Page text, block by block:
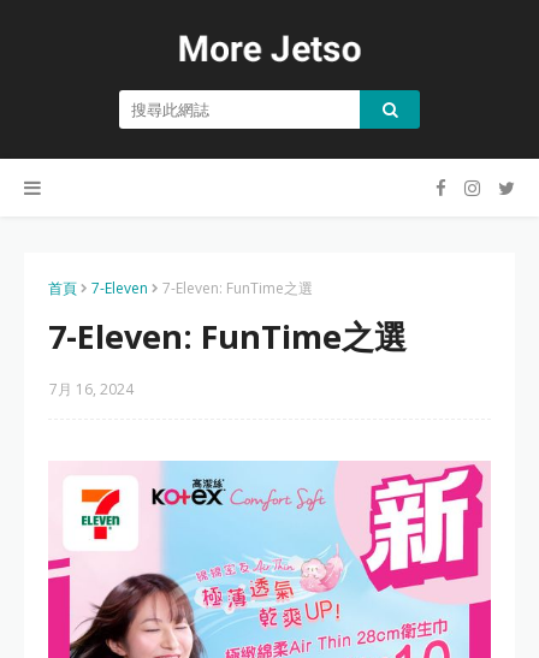
首頁 7-Eleven 7-Eleven: FunTime之選
7-Eleven: FunTime之選
7月 16, 2024